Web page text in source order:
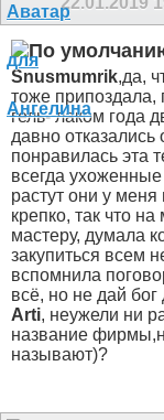
Snusmumrik,да,
тоже припоздала,
гель- лаком года
давно
понравилась эта
всегда ухоженные
растут они у
крепко, так что
мастеру, думала
закупиться всем
вспомнила
всё, но не дай бог
Arti, неужели ни
название
называют)?